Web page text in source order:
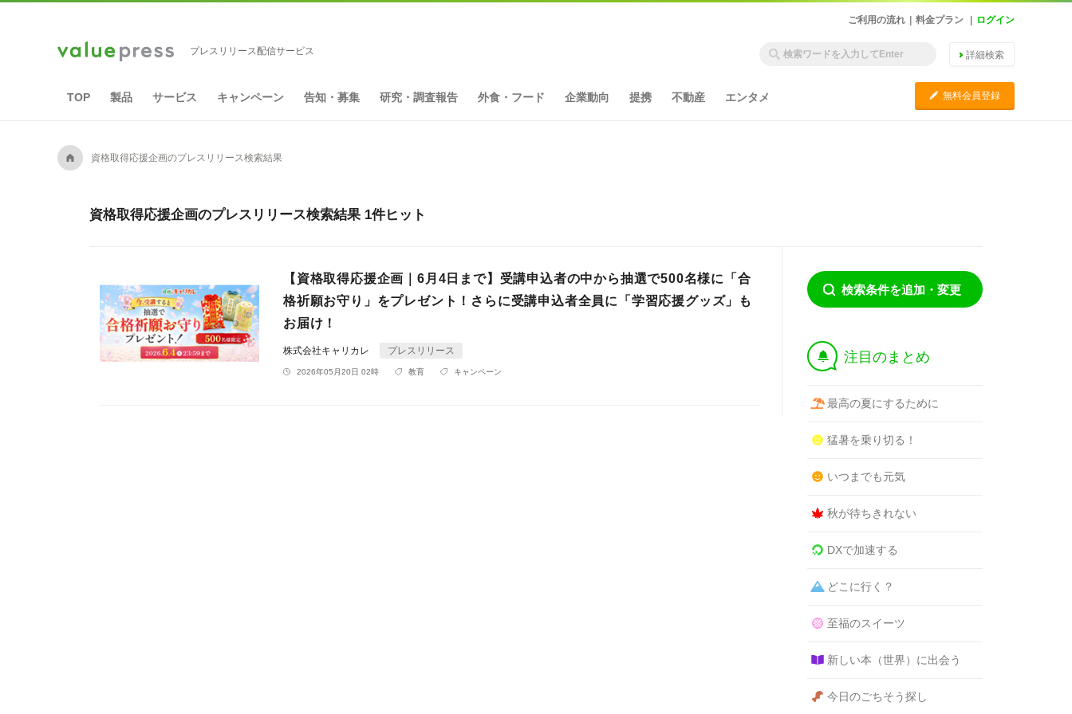
ご利用の流れ 料金プラン ログイン
プレスリリース配信サービス 詳細検索
TOP 製品 サービス キャンペーン 告知・募集 研究・調査報告 外食・フード 企業動向 提携 不動産 エンタメ C 無料会員登録
A 資格取得応援企画のプレスリリース検索結果
資格取得応援企画のプレスリリース検索結果 1件ヒット
【資格取得応援企画｜6月4日まで】受講申込者の中から抽選で500名様に「合
格祈願お守り」をプレゼント！さらに受講申込者全員に「学習応援グッズ」も
お届け！
株式会社キャリカレ プレスリリース
2026年05月20日 02時 教育 キャンペーン
検索条件を追加・変更
† 注目のまとめ
最高の夏にするために
猛暑を乗り切る！
いつまでも元気
秋が待ちきれない
DXで加速する
どこに行く？
至福のスイーツ
新しい本（世界）に出会う
今日のごちそう探し